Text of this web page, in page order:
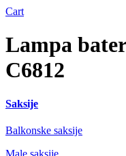
Cart
Lampa
C6812
Saksije
Balkonske saksije
Male saksije